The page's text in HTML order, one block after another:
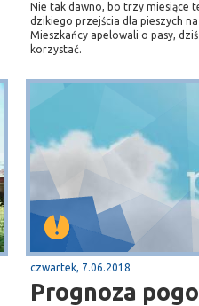
Nie tak dawno, bo trzy miesiące
dzikiego przejścia dla pieszych
Mieszkańcy apelowali o pasy,
korzystać.
czwartek, 7.06.2018
Prognoza